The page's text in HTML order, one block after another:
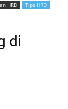
HRD Tips HRD
di